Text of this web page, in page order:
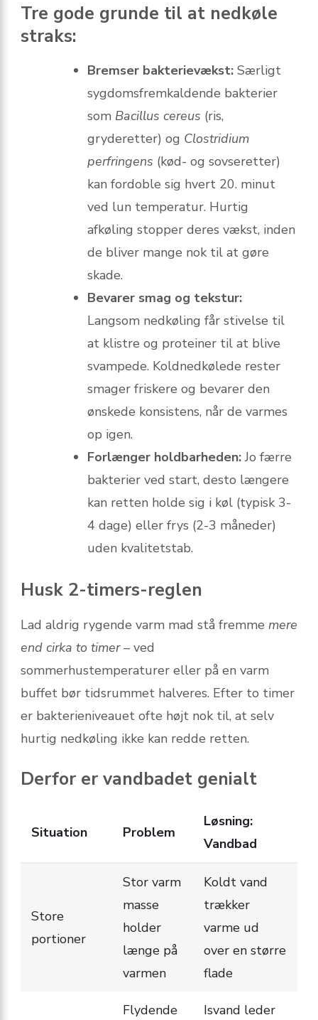
Tre gode grunde til at nedkøle
straks:
Bremser bakterievækst: Særligt
sygdomsfremkaldende bakterier
som Bacillus cereus (ris,
gryderetter) og Clostridium
perfringens (kød- og sovseretter)
kan fordoble sig hvert 20. minut
ved lun temperatur. Hurtig
afkøling stopper deres vækst, inden
de bliver mange nok til at gøre
skade.
Bevarer smag og tekstur:
Langsom nedkøling får stivelse til
at klistre og proteiner til at blive
svampede. Kold­ned­kølede rester
smager friskere og bevarer den
ønskede konsistens, når de varmes
op igen.
Forlænger holdbarheden:Jo færre
bakterier ved start, desto længere
kan retten holde sig i køl (typisk 3-
4 dage) eller frys (2-3 måneder)
uden kvalitetstab.
Husk 2-timers-reglen
Lad aldrig rygende varm mad stå fremme mere
end cirka to timer– ved
sommerhustemperaturer eller på en varm
buffet bør tidsrummet halveres. Efter to timer
er bakterieniveauet ofte højt nok til, at selv
hurtig nedkøling ikke kan redde retten.
Derfor er vandbadet genialt
Situation Problem
Løsning:
Vandbad
Store
portioner
Stor varm
masse
holder
længe på
varmen
Koldt vand
trækker
varme ud
over en større
flade
Flydende Isvand leder